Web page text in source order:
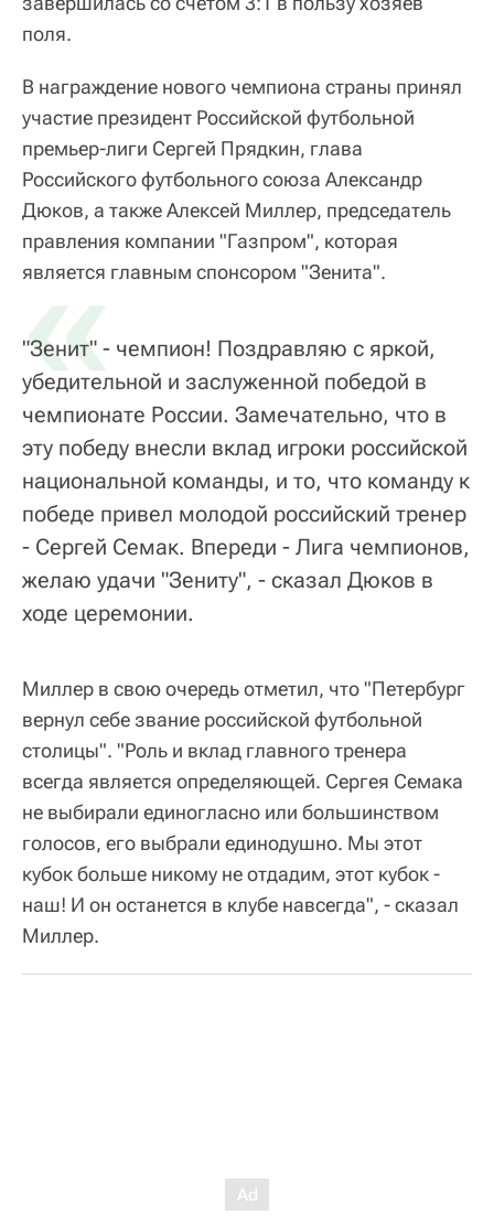
поля.
В награждение нового чемпиона страны принял
участие президент Российской футбольной
премьер-лиги Сергей Прядкин, глава
Российского футбольного союза Александр
Дюков, а также Алексей Миллер, председатель
правления компании "Газпром", которая
является главным спонсором "Зенита".
«
"Зенит" - чемпион! Поздравляю с яркой,
убедительной и заслуженной победой в
чемпионате России. Замечательно, что в
эту победу внесли вклад игроки российской
национальной команды, и то, что команду к
победе привел молодой российский тренер
- Сергей Семак. Впереди - Лига чемпионов,
желаю удачи "Зениту", - сказал Дюков в
ходе церемонии.
Миллер в свою очередь отметил, что "Петербург
вернул себе звание российской футбольной
столицы". "Роль и вклад главного тренера
всегда является определяющей. Сергея Семака
не выбирали единогласно или большинством
голосов, его выбрали единодушно. Мы этот
кубок больше никому не отдадим, этот кубок -
наш! И он останется в клубе навсегда", - сказал
Миллер.